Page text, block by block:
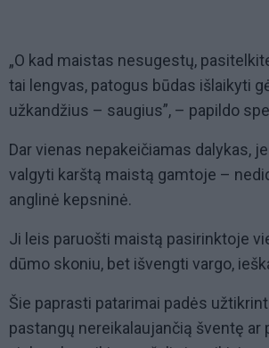
„O kad maistas nesugestų,
tai lengvas, patogus būdas išlaikyti
užkandžius – saugius”, – papildo
Dar vienas nepakeičiamas dalykas,
valgyti karštą maistą gamtoje –
anglinė kepsninė.
Ji leis paruošti maistą pasirinktoje
dūmo skoniu, bet išvengti vargo,
Šie paprasti patarimai padės
pastangų nereikalaujančią šventę ar